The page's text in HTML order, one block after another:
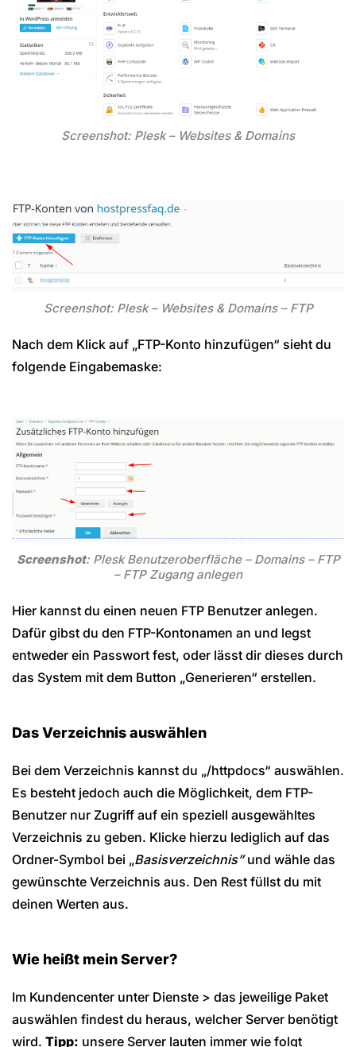
Screenshot: Plesk – Websites & Domains
Screenshot: Plesk – Websites & Domains – FTP
Nach dem Klick auf „FTP-Konto hinzufügen“ sieht du
folgende Eingabemaske:
Screenshot: Plesk Benutzeroberfläche – Domains – FTP
– FTP Zugang anlegen
Hier kannst du einen neuen FTP Benutzer anlegen.
Dafür gibst du den FTP-Kontonamen an und legst
entweder ein Passwort fest, oder lässt dir dieses durch
das System mit dem Button „Generieren“ erstellen.
Das Verzeichnis auswählen
Bei dem Verzeichnis kannst du „/httpdocs“ auswählen.
Es besteht jedoch auch die Möglichkeit, dem FTP-
Benutzer nur Zugriff auf ein speziell ausgewähltes
Verzeichnis zu geben. Klicke hierzu lediglich auf das
Ordner-Symbol bei „Basisverzeichnis”und wähle das
gewünschte Verzeichnis aus. Den Rest füllst du mit
deinen Werten aus.
Wie heißt mein Server?
Im Kundencenter unter Dienste > das jeweilige Paket
auswählen findest du heraus, welcher Server benötigt
wird. Tipp: unsere Server lauten immer wie folgt